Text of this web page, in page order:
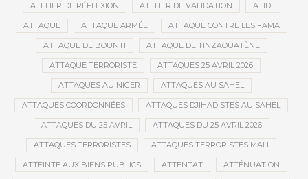
ATELIER DE RÉFLEXION ATELIER DE VALIDATION ATIDI
ATTAQUE ATTAQUE ARMÉE ATTAQUE CONTRE LES FAMA
ATTAQUE DE BOUNTI ATTAQUE DE TINZAOUATÈNE
ATTAQUE TERRORISTE ATTAQUES 25 AVRIL 2026
ATTAQUES AU NIGER ATTAQUES AU SAHEL
ATTAQUES COORDONNÉES ATTAQUES DJIHADISTES AU SAHEL
ATTAQUES DU 25 AVRIL ATTAQUES DU 25 AVRIL 2026
ATTAQUES TERRORISTES ATTAQUES TERRORISTES MALI
ATTEINTE AUX BIENS PUBLICS ATTENTAT ATTÉNUATION